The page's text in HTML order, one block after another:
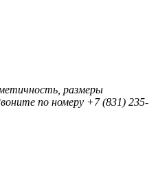
размеры
по номеру +7 (831) 235-